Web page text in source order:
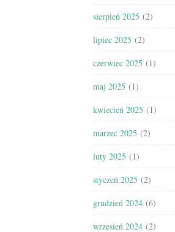
sierpień 2025 (2)
lipiec 2025 (2)
czerwiec 2025 (1)
maj 2025 (1)
kwiecień 2025 (1)
marzec 2025 (2)
luty 2025 (1)
styczeń 2025 (2)
grudzień 2024 (6)
wrzesień 2024 (2)